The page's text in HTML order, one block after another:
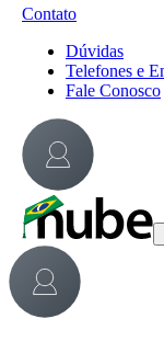
Contato
Dúvidas
Telefones e
Fale Conosco